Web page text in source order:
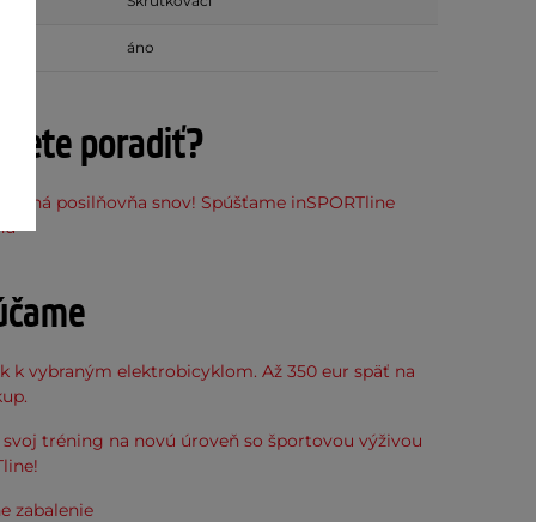
áno
poradiť?
posilňovňa snov! Spúšťame inSPORTline
k vybraným elektrobicyklom. Až 350 eur späť na
svoj tréning na novú úroveň so športovou výživou
zabalenie